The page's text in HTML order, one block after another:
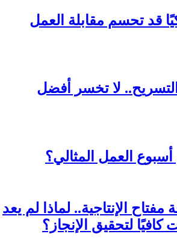
ذكيًا قد تحسم مقابلة العمل
لا تخسر أفضل
العمل المثالي؟
مفتاح الإنتاجية.. لماذا لم يعد
كافيًا لتحقيق الإنجاز؟